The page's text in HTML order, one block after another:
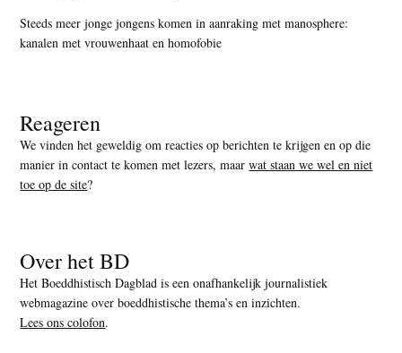
Steeds meer jonge jongens komen in aanraking met manosphere:
kanalen met vrouwenhaat en homofobie
Reageren
We vinden het geweldig om reacties op berichten te krijgen en op die
manier in contact te komen met lezers, maarwat staan we wel en niet
toe op de site?
Over het BD
Het Boeddhistisch Dagblad is een onafhankelijk journalistiek
webmagazine over boeddhistische thema’s en inzichten.
Lees ons colofon.